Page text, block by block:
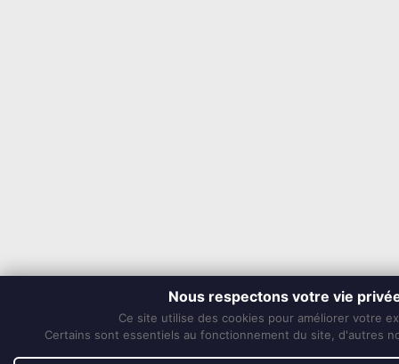
Nous respectons votre vie
Ce site utilise des cookies pour améliorer votre
Certains sont essentiels au fonctionnement du site, d'autres